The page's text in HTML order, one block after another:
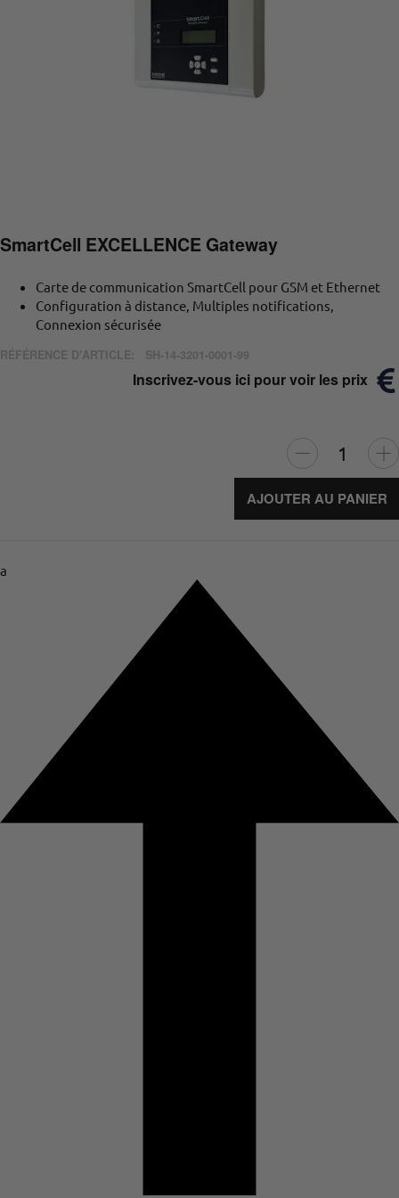
SmartCell EXCELLENCE Gateway
Carte de communication SmartCell pour GSM et Ethernet
Configuration à distance, Multiples notifications,
Connexion sécurisée
RÉFÉRENCE D'ARTICLE: SH-14-3201-0001-99
Inscrivez-vous ici pour voir les prix
AJOUTER AU PANIER
a